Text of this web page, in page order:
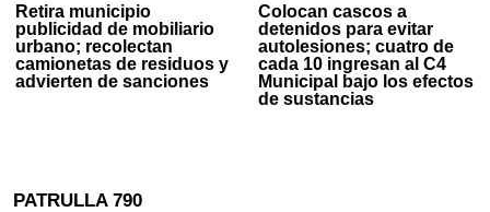
Retira municipio
publicidad de mobiliario
urbano; recolectan
camionetas de residuos y
advierten de sanciones
Colocan cascos a
detenidos para evitar
autolesiones; cuatro de
cada 10 ingresan al C4
Municipal bajo los efectos
de sustancias
PATRULLA 790